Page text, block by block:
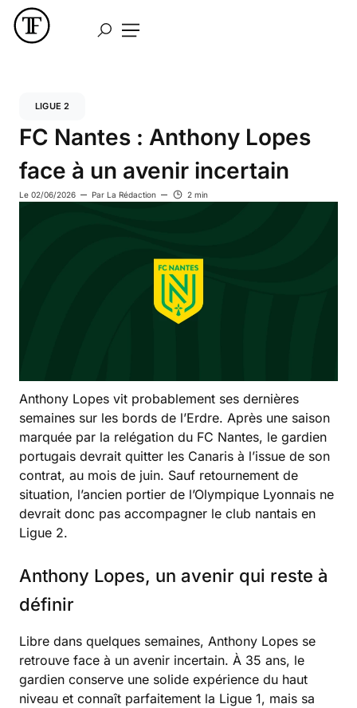
LIGUE 2
FC Nantes : Anthony Lopes
face à un avenir incertain
Le 02/06/2026 Par La Rédaction 2 min
Anthony Lopes vit probablement ses dernières
semaines sur les bords de l’Erdre. Après une saison
marquée par la relégation du FC Nantes, le gardien
portugais devrait quitter les Canaris à l’issue de son
contrat, au mois de juin. Sauf retournement de
situation, l’ancien portier de l’Olympique Lyonnais ne
devrait donc pas accompagner le club nantais en
Ligue 2.
Anthony Lopes, un avenir qui reste à
définir
Libre dans quelques semaines, Anthony Lopes se
retrouve face à un avenir incertain. À 35 ans, le
gardien conserve une solide expérience du haut
niveau et connaît parfaitement la Ligue 1, mais sa